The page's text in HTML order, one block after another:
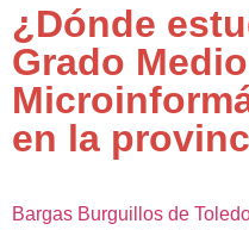
¿Dónde
Grado
en la
Bargas Burguillos de